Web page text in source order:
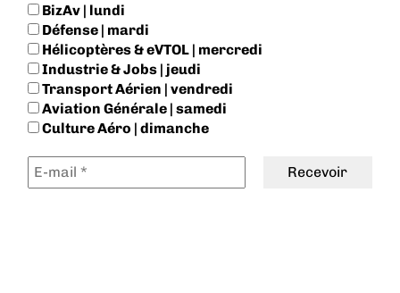
BizAv | lundi
Défense | mardi
Hélicoptères & eVTOL | mercredi
Industrie & Jobs | jeudi
Transport Aérien | vendredi
Aviation Générale | samedi
Culture Aéro | dimanche